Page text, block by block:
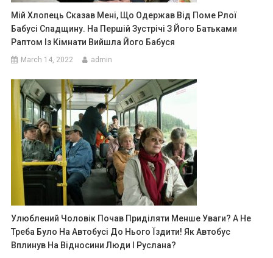
Мій Хлопець Сказав Мені, Що Одержав Від Поме Рлої
Бабусі Сnадщину. На Першій Зустрічі З Його Батьками
Раптом Із Кімнати Вийшла Його Бабуся
March 14, 2022 admin
Улюблений Чоловік Почав Приділяти Менше Уваги? А Не
Треба Було На Автобусі До Нього Їздити! Як Автобус
Вплинув На Відносини Люди І Руслана?